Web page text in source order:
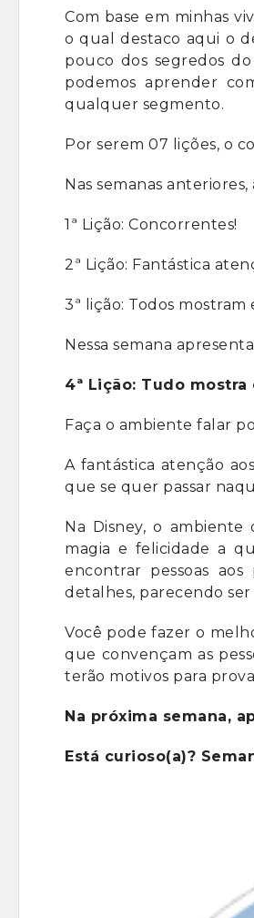
Com base em minhas
o qual destaco aqui o
pouco dos segredos
podemos aprender
qualquer segmento.
Por serem 07 lições, o
Nas semanas
1ª Lição: Concorrentes!
2ª Lição: Fantástica
3ª lição: Todos mostram
Nessa semana
4ª Lição: Tudo mostra
Faça o ambiente falar
A fantástica atenção
que se quer passar
Na Disney, o
magia e felicidade a
encontrar pessoas
detalhes, parecendo
Você pode fazer o
que convençam as
terão motivos para
Na próxima semana,
Está curioso(a)?